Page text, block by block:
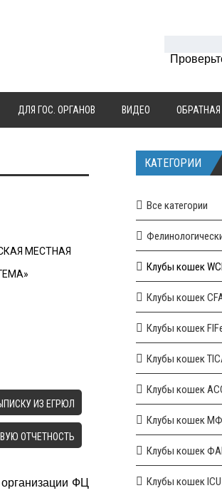
ДЛЯ ГОС. ОРГАНОВ ВИДЕО ОБРАТНАЯ
МЕСТНАЯ
ИЗ ЕГРЮЛ
ОТЧЕТНОСТЬ
ФЦ
КАТЕГОРИИ
Все категории
Клубы кошек
Клубы кошек
Клубы кошек
Клубы кошек
Клубы кошек
Клубы кошек
Клубы кошек
Клубы кошек ICU